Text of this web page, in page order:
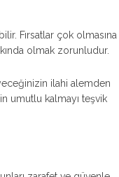
Fırsatlar çok olmasına
olmak zorunludur.
ilahi alemden
umutlu kalmayı teşvik